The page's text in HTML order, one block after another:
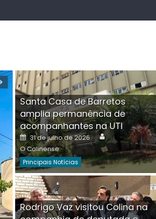
Boutique na Av.
invadida por
Santa Casa de Barretos
amplia permanência de
acompanhantes na UTI
Posted
on
31 de julho de 2026 Author
O Colinense
Principais Notícias
Rodrigo Vaz visitou Colina na